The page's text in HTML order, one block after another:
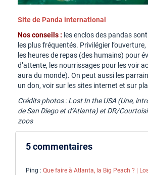
Site de Panda international
Nos conseils : les enclos des pandas
les plus fréquentés. Privilégier
les heures de repas (des humains) pour
d’attente, les nourrissages pour les voir
aura du monde). On peut aussi les
un don, voir sur les sites internet et sur
Crédits photos : Lost In the USA (Une,
de San Diego et d’Atlanta) et DR/
zoos
5 commentaires
Ping : Que faire à Atlanta, la Big Peach ? |